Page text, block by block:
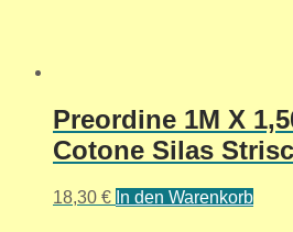
Preordine 1M X
Cotone Silas
18,30 € In den Warenkorb